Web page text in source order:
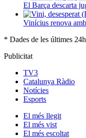
El Barça descarta
Vinícius renova
* Dades de les últimes 24h
Publicitat
TV3
Catalunya Ràdio
Notícies
Esports
El més llegit
El més vist
El més escoltat